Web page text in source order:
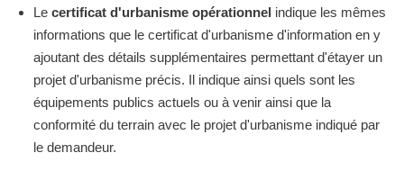
Le certificat d'urbanisme opérationnel indique les mêmes
informations que le certificat d'urbanisme d'information en y
ajoutant des détails supplémentaires permettant d'étayer un
projet d'urbanisme précis. Il indique ainsi quels sont les
équipements publics actuels ou à venir ainsi que la
conformité du terrain avec le projet d'urbanisme indiqué par
le demandeur.